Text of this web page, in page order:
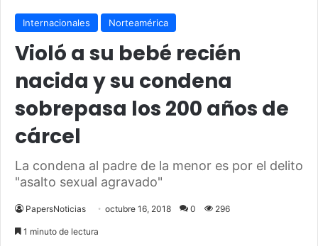
Internacionales Norteamérica
Violó a su bebé recién
nacida y su condena
sobrepasa los 200 años de
cárcel
La condena al padre de la menor es por el delito
"asalto sexual agravado"
PapersNoticias octubre 16, 2018 0 296
1 minuto de lectura